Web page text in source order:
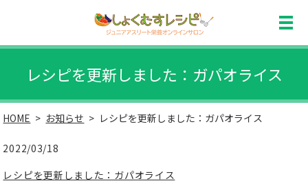
レシピを更新しました：ガパオライス
HOME お知らせ レシピを更新しました：ガパオライス
2022/03/18
レシピを更新しました：ガパオライス